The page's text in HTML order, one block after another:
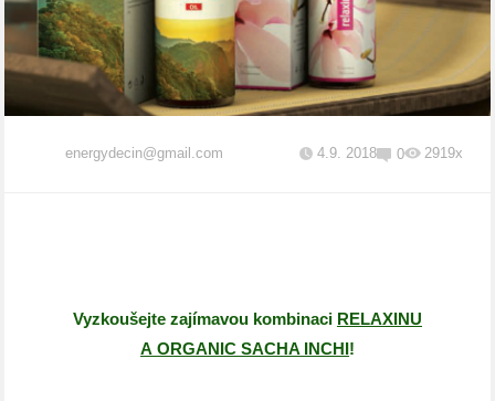
energydecin@gmail.com 4.9. 2018 0 2919x
Vyzkoušejte zajímavou kombinaci RELAXINU
A ORGANIC SACHA INCHI!